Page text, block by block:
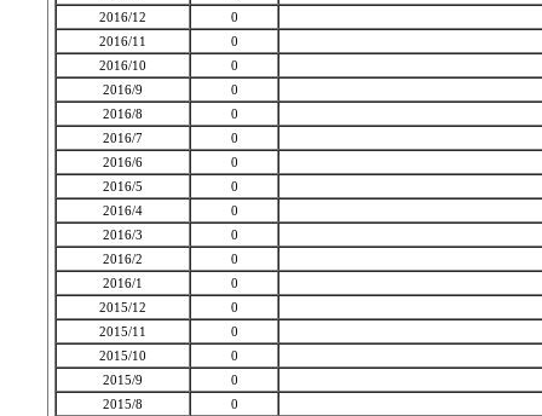
2016/12
0
2016/11
0
2016/10
0
2016/9
0
2016/8
0
2016/7
0
2016/6
0
2016/5
0
2016/4
0
2016/3
0
2016/2
0
2016/1
0
2015/12
0
2015/11
0
2015/10
0
2015/9
0
2015/8
0